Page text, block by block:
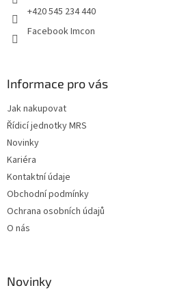
+420 545 234 440
Facebook Imcon
Informace pro vás
Jak nakupovat
Řídicí jednotky MRS
Novinky
Kariéra
Kontaktní údaje
Obchodní podmínky
Ochrana osobních údajů
O nás
Novinky